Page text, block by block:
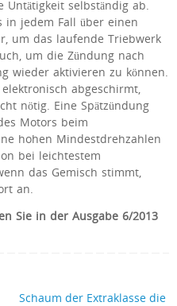
selbständig ab.
in jedem Fall über einen
um das laufende Triebwerk
um die Zündung nach
wieder aktivieren zu können.
abgeschirmt,
nötig. Eine Spätzündung
Motors beim
hohen Mindestdrehzahlen
bei leichtestem
das Gemisch stimmt,
an.
Sie in der Ausgabe 6/2013
Schaum der Extraklasse die